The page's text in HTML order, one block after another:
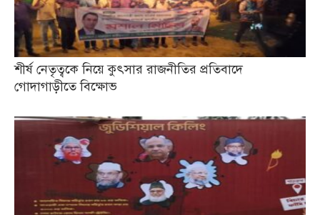
শীর্ষ নেতৃত্বকে নিয়ে কুৎসার রাজনীতির প্রতিবাদে
গোদাগাড়ীতে বিক্ষোভ